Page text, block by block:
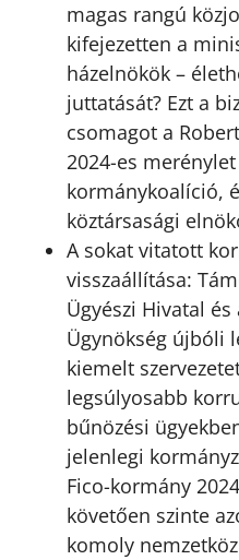
magas rangú
kifejezetten a
házelnökök –
juttatását? Ezt a
csomagot a
2024-es
kormánykoalíció,
köztársasági
A sokat vitatott
visszaállítása:
Ügyészi Hivatal
Ügynökség újbóli
kiemelt
legsúlyosabb
bűnözési
jelenlegi
Fico-kormány
követően szinte
komoly